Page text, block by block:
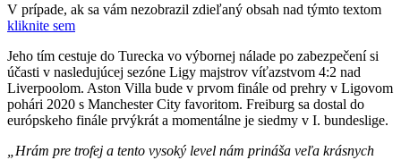
V prípade, ak sa vám nezobrazil zdieľaný obsah nad týmto textom
kliknite sem
Jeho tím cestuje do Turecka vo výbornej nálade po zabezpečení si
účasti v nasledujúcej sezóne Ligy majstrov víťazstvom 4:2 nad
Liverpoolom. Aston Villa bude v prvom finále od prehry v Ligovom
pohári 2020 s Manchester City favoritom. Freiburg sa dostal do
európskeho finále prvýkrát a momentálne je siedmy v I. bundeslige.
„Hrám pre trofej a tento vysoký level nám prináša veľa krásnych